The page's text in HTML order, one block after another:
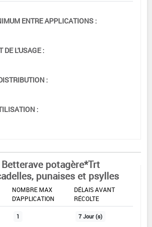
ENTRE APPLICATIONS :
DE L'USAGE :
:
:
Betterave potagère*Trt
punaises et psylles
NOMBRE MAX
D'APPLICATION
DÉLAIS AVANT
RÉCOLTE
1 7 Jour (s)